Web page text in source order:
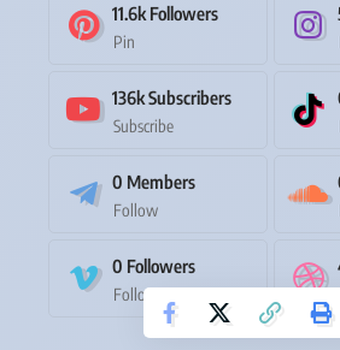
11.6k Followers
Pin
136kSubscribers
Subscribe
0 Members
Follow
0 Followers
Follow